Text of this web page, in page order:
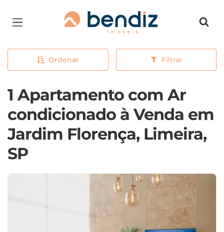
Página inicial
Ordenar Filtrar
1 Apartamento com Ar
condicionado à Venda em
Jardim Florença, Limeira,
SP